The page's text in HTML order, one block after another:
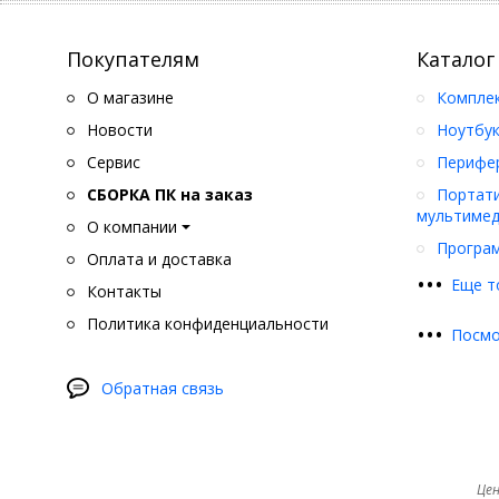
Покупателям
О магазине
Новости
Сервис
СБОРКА ПК на заказ
О компании
Оплата и доставка
Контакты
Политика конфиденциальности
Обратная связь
••• Еще
•••